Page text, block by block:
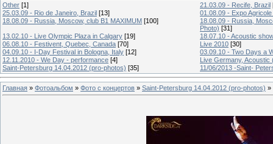
Other [1] 21.03.09 - Recife, Brazil
25.03.09 - Rio de Janeiro, Brazil [13]
01.08.09 - Expo
18.08.09 - Russia, Moscow, club B1 MAXIMUM [100]
18.08.09 - Russia,
Photo) [31]
13.02.10 - Live Olympic Plaza in Calgary [19]
18.07.10 - Acoustic
06.08.10 - Festivent, Quebec, Canada [70] Live 2010 [30]
04.09.10 - I-Day Festival in Bologna, Italy [12]
03.09.10 - Two Days a
12.11.2010 - We Day - performance [4]
Live Germany, Acoustic
Saint-Petersburg 14.04.2012 (pro-photos) [35] 11/06/2013 -Saint-
Главная » Фотоальбом » Фото с концертов » Saint-Petersburg 14.04.2012 (pro-photos) »